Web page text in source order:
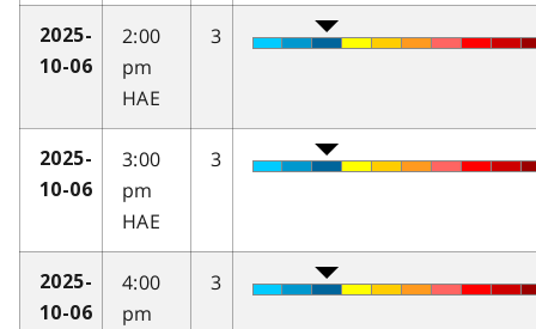
2025-
10-06
2:00
pm
HAE
3
2025-
10-06
3:00
pm
HAE
3
2025-
10-06
4:00
pm
3